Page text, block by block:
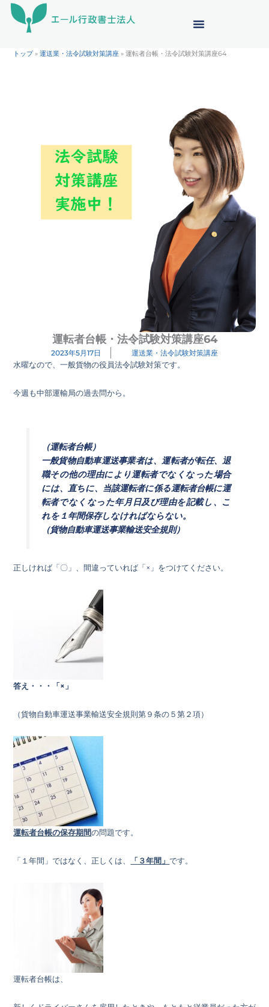
トップ»運送業・法令試験対策講座 »運転者台帳・法令試験対策講座64
運転者台帳・法令試験対策講座64
2023年5月17日 運送業・法令試験対策講座
水曜なので、一般貨物の役員法令試験対策です。
今週も中部運輸局の過去問から。
（運転者台帳）
一般貨物自動車運送事業者は、運転者が転任、退
職その他の理由により運転者でなくなった場合
には、直ちに、当該運転者に係る運転者台帳に運
転者でなくなった年月日及び理由を記載し、こ
れを１年間保存しなければならない。
（貨物自動車運送事業輸送安全規則）
正しければ「〇」、間違っていれば「×」をつけてください。
答え・・・「×」
（貨物自動車運送事業輸送安全規則第９条の５第２項）
運転者台帳の保存期間の問題です。
「１年間」ではなく、正しくは、 「３年間」です。
運転者台帳は、